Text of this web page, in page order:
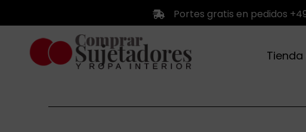
contenido
Portes gratis en pedidos
Tienda